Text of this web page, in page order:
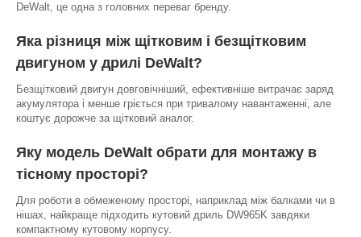
DeWalt, це одна з головних переваг бренду.
Яка різниця між щітковим і безщітковим
двигуном у дрилі DeWalt?
Безщітковий двигун довговічніший, ефективніше витрачає заряд
акумулятора і менше гріється при тривалому навантаженні, але
коштує дорожче за щітковий аналог.
Яку модель DeWalt обрати для монтажу в
тісному просторі?
Для роботи в обмеженому просторі, наприклад між балками чи в
нішах, найкраще підходить кутовий дриль DW965K завдяки
компактному кутовому корпусу.